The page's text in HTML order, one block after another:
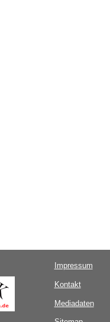
Impressum
Kontakt
Mediadaten